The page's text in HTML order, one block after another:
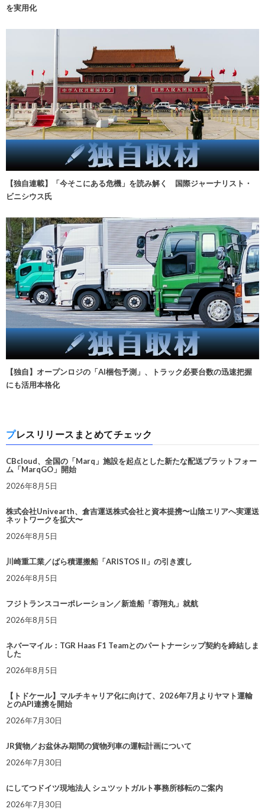
を実用化
【独自連載】「今そこにある危機」を読み解く 国際ジャーナリスト・
ビニシウス氏
【独自】オープンロジの「AI梱包予測」、トラック必要台数の迅速把握
にも活用本格化
プレスリリースまとめてチェック
CBcloud、全国の「Marq」施設を起点とした新たな配送プラットフォー
ム「MarqGO」開始
2026年8月5日
株式会社Univearth、倉吉運送株式会社と資本提携〜山陰エリアへ実運送
ネットワークを拡大〜
2026年8月5日
川崎重工業／ばら積運搬船「ARISTOS II」の引き渡し
2026年8月5日
フジトランスコーポレーション／新造船「蓉翔丸」就航
2026年8月5日
ネバーマイル：TGR Haas F1 Teamとのパートナーシップ契約を締結しま
した
2026年8月5日
【トドケール】マルチキャリア化に向けて、2026年7月よりヤマト運輸
とのAPI連携を開始
2026年7月30日
JR貨物／お盆休み期間の貨物列車の運転計画について
2026年7月30日
にしてつドイツ現地法人 シュツットガルト事務所移転のご案内
2026年7月30日